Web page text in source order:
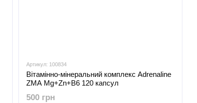
Артикул: 100834
Вітамінно-мінеральний комплекс Adrenaline
ZMA Mg+Zn+B6 120 капсул
500 грн